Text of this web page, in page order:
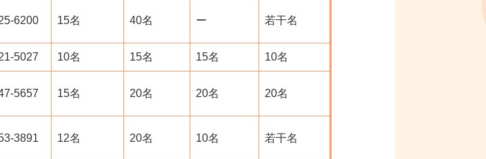
6200 15名 40名 ー 若干名
5027 10名 15名 15名 10名
5657 15名 20名 20名 20名
3891 12名 20名 10名 若干名